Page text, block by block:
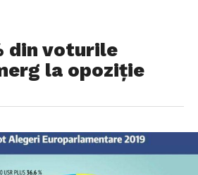
din voturile
la opoziţie